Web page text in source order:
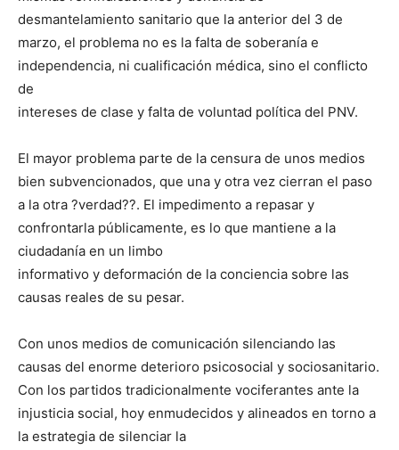
desmantelamiento sanitario que la anterior del 3 de
marzo, el problema no es la falta de soberanía e
independencia, ni cualificación médica, sino el conflicto
de
intereses de clase y falta de voluntad política del PNV.
El mayor problema parte de la censura de unos medios
bien subvencionados, que una y otra vez cierran el paso
a la otra ?verdad??. El impedimento a repasar y
confrontarla públicamente, es lo que mantiene a la
ciudadanía en un limbo
informativo y deformación de la conciencia sobre las
causas reales de su pesar.
Con unos medios de comunicación silenciando las
causas del enorme deterioro psicosocial y sociosanitario.
Con los partidos tradicionalmente vociferantes ante la
injusticia social, hoy enmudecidos y alineados en torno a
la estrategia de silenciar la